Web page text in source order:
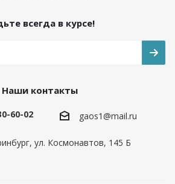
всегда в курсе!
Наши контакты
60-02 gaos1@mail.ru
ул. Космонавтов, 145 Б